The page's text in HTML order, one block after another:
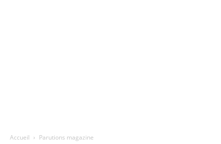
Accueil Parutions magazine